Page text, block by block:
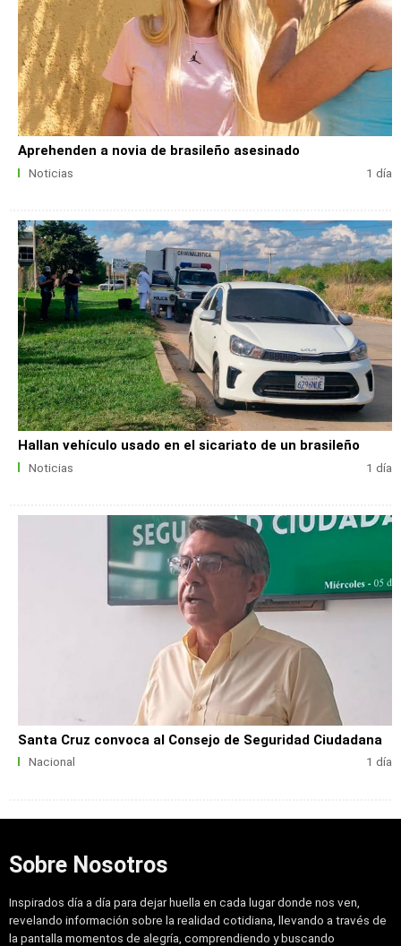
Aprehenden a novia de brasileño asesinado
Noticias 1 día
Hallan vehículo usado en el sicariato de un brasileño
Noticias 1 día
Santa Cruz convoca al Consejo de Seguridad Ciudadana
Nacional 1 día
Sobre Nosotros
Inspirados día a día para dejar huella en cada lugar donde nos ven,
revelando información sobre la realidad cotidiana, llevando a través de
la pantalla momentos de alegría, comprendiendo y buscando